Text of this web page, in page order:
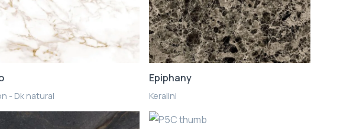
- Dk natural
Epiphany
Keralini